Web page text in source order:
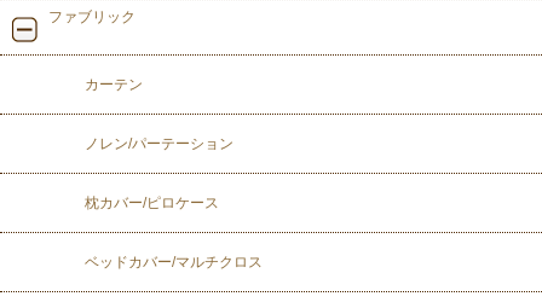
ファブリック
カーテン
ノレン/パーテーション
枕カバー/ピロケース
ベッドカバー/マルチクロス